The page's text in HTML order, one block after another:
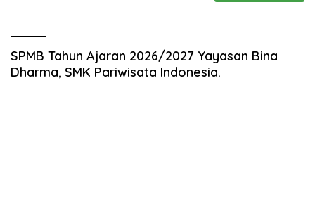
SPMB Tahun Ajaran 2026/2027 Yayasan Bina
Dharma, SMK Pariwisata Indonesia.